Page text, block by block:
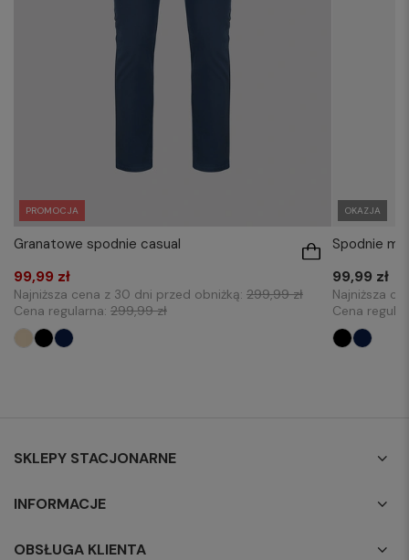
PROMOCJA
Granatowe spodnie casual
99,99 zł
Najniższa cena z 30 dni przed obniżką: 299,99 zł
Cena regularna: 299,99 zł
OKAZJA
Spodnie
99,99 zł
Najniższa
Cena
SKLEPY STACJONARNE
INFORMACJE
OBSŁUGA KLIENTA